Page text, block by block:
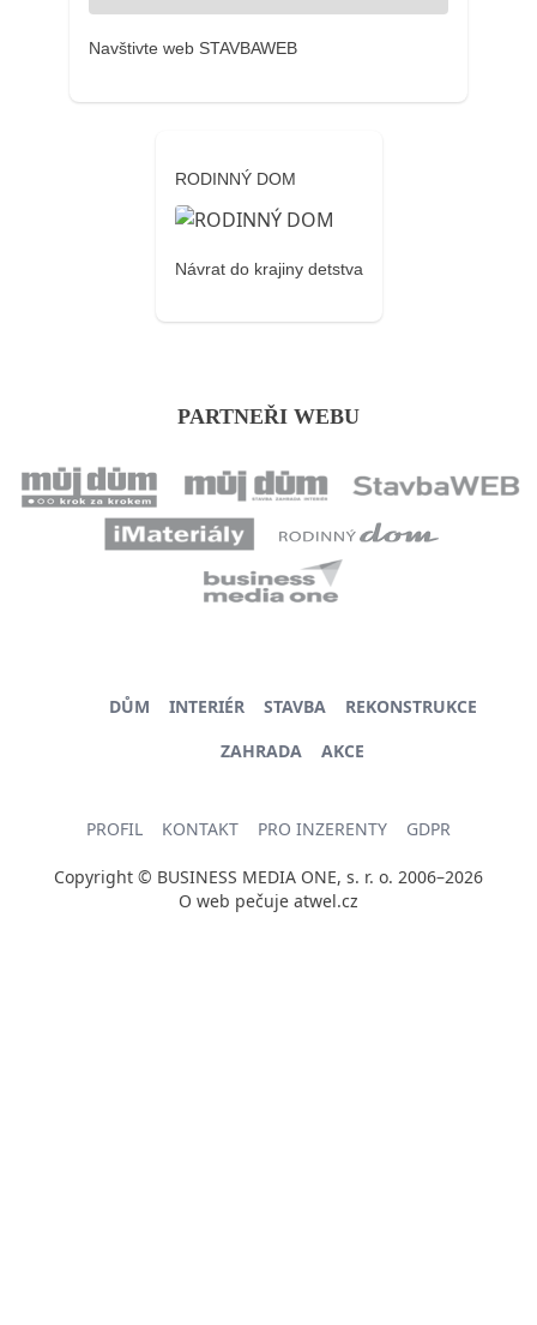
Navštivte web STAVBAWEB
RODINNÝ DOM
Návrat do krajiny detstva
PARTNEŘI WEBU
DŮM INTERIÉR STAVBA
REKONSTRUKCE
ZAHRADA
AKCE
PROFIL KONTAKT PRO INZERENTY GDPR
Copyright © BUSINESS MEDIA ONE, s. r. o. 2006–2026